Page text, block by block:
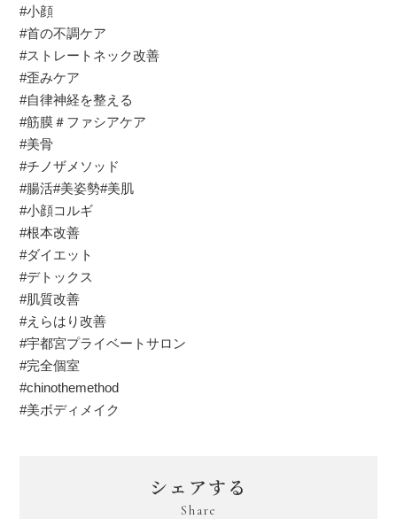
#小顔
#首の不調ケア
#ストレートネック改善
#歪みケア
#自律神経を整える
#筋膜＃ファシアケア
#美骨
#チノザメソッド
#腸活#美姿勢#美肌
#小顔コルギ
#根本改善
#ダイエット
#デトックス
#肌質改善
#えらはり改善
#宇都宮プライベートサロン
#完全個室
#chinothemethod
#美ボディメイク
シェアする
Share